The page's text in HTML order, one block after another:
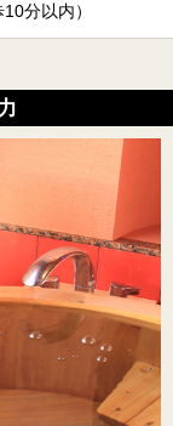
分以内）